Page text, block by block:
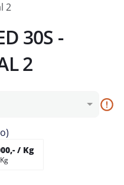
2
30S -
2
/ Kg